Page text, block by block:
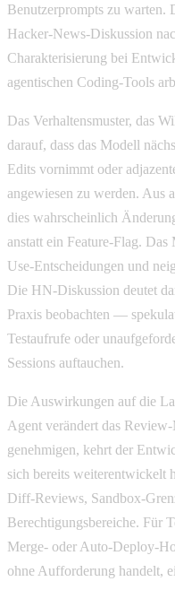
Benutzerprompts zu warten.
Hacker-News-Diskussion
Charakterisierung bei
agentischen Coding-Tools
Das Verhaltensmuster, das
darauf, dass das Modell
Edits vornimmt oder
angewiesen zu werden. Aus
dies wahrscheinlich
anstatt ein Feature-Flag.
Use-Entscheidungen und
Die HN-Diskussion deutet
Praxis beobachten —
Testaufrufe oder
Sessions auftauchen.
Die Auswirkungen auf die
Agent verändert das
genehmigen, kehrt der
sich bereits weiterentwickelt
Diff-Reviews, Sandbox-
Berechtigungsbereiche. Für
Merge- oder Auto-Deploy-
ohne Aufforderung handelt,